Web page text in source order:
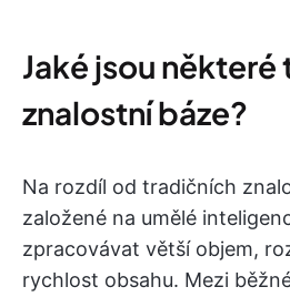
Jaké jsou
znalostní báze?
Na rozdíl od tradičních
založené na umělé
zpracovávat větší objem,
rychlost obsahu. Mezi